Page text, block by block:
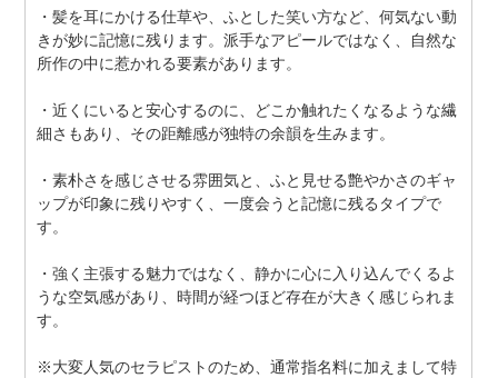
・髪を耳にかける仕草や、ふとした笑い方など、何気ない動
きが妙に記憶に残ります。派手なアピールではなく、自然な
所作の中に惹かれる要素があります。
・近くにいると安心するのに、どこか触れたくなるような繊
細さもあり、その距離感が独特の余韻を生みます。
・素朴さを感じさせる雰囲気と、ふと見せる艶やかさのギャ
ップが印象に残りやすく、一度会うと記憶に残るタイプで
す。
・強く主張する魅力ではなく、静かに心に入り込んでくるよ
うな空気感があり、時間が経つほど存在が大きく感じられま
す。
※大変人気のセラピストのため、通常指名料に加えまして特